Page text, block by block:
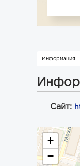
Информация
Сайт:
+
−